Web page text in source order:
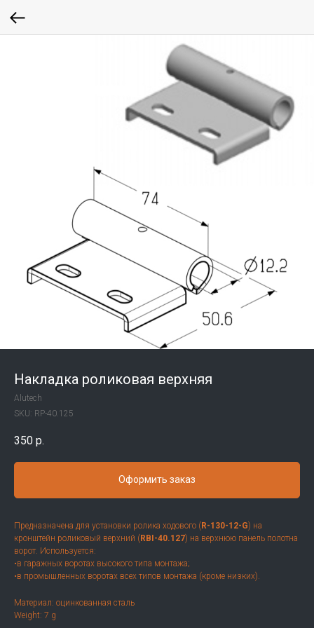
Накладка роликовая верхняя
Alutech
SKU: RP-40.125
350 р.
Оформить заказ
Предназначена для установки ролика ходового (R-130-12-G) на
кронштейн роликовый верхний (RBI-40.127) на верхнюю панель полотна
ворот. Используется:
•в гаражных воротах высокого типа монтажа;
•в промышленных воротах всех типов монтажа (кроме низких).
Материал: оцинкованная сталь
Weight: 7 g